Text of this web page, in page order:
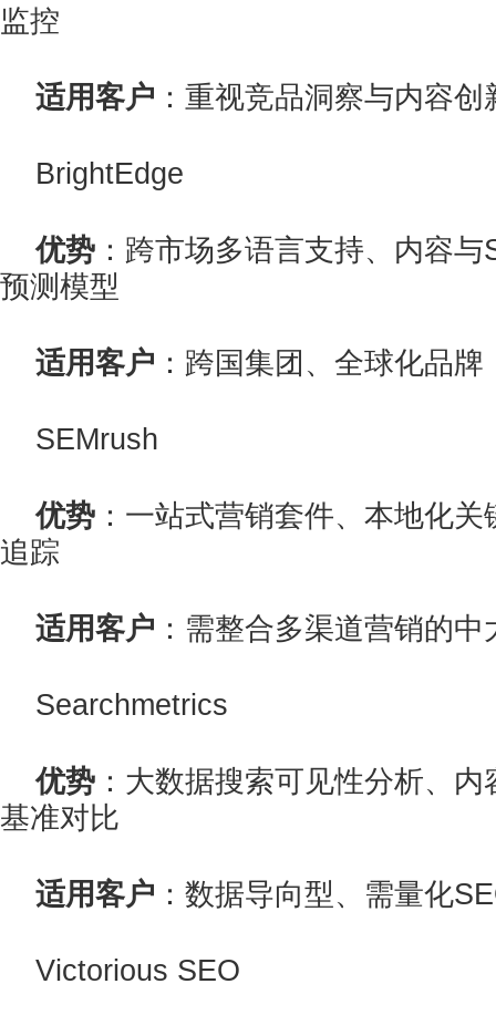
监控
适用客户 ：重视竞品洞察与内容创
BrightEdge
优势 ：跨市场多语言支持、内容
预测模型
适用客户 ：跨国集团、全球化品牌
SEMrush
优势 ：一站式营销套件、本地化
追踪
适用客户 ：需整合多渠道营销的中
Searchmetrics
优势 ：大数据搜索可见性分析、
基准对比
适用客户 ：数据导向型、需量化
Victorious SEO